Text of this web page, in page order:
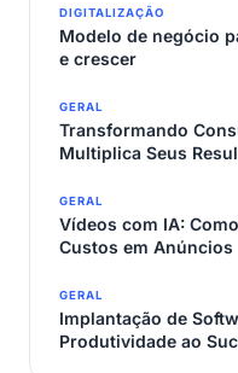
DIGITALIZAÇÃO
Modelo de negócio
e crescer
GERAL
Transformando
Multiplica Seus
GERAL
Vídeos com IA:
Custos em Anúncios
GERAL
Implantação de
Produtividade ao